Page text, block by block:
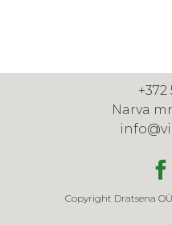
+372
Narva
Copyright Dratsena